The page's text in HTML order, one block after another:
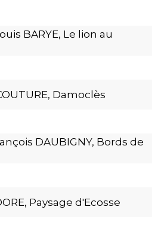
BARYE, Le lion au
Damoclès
DAUBIGNY, Bords de
Paysage d'Ecosse